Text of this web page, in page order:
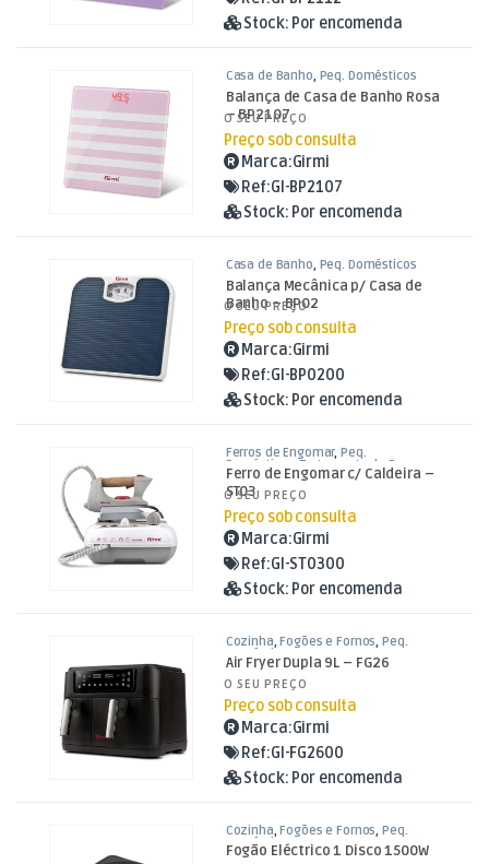
Stock: Por encomenda
Casa de Banho, Peq. Domésticos
Balança de Casa de Banho Rosa
– BP2107
O SEU PREÇO
Preço sob consulta
Marca:Girmi
Ref:GI-BP2107
Stock: Por encomenda
Casa de Banho, Peq. Domésticos
Balança Mecânica p/ Casa de
Banho – BP02
O SEU PREÇO
Preço sob consulta
Marca:Girmi
Ref:GI-BP0200
Stock: Por encomenda
Ferros de Engomar, Peq.
Domésticos
,Tratamento de Roupa
Ferro de Engomar c/ Caldeira –
ST03
O SEU PREÇO
Preço sob consulta
Marca:Girmi
Ref:GI-ST0300
Stock: Por encomenda
Cozinha,Fogões e Fornos,Peq.
Domésticos
Air Fryer Dupla 9L – FG26
O SEU PREÇO
Preço sob consulta
Marca:Girmi
Ref:GI-FG2600
Stock: Por encomenda
Cozinha,Fogões e Fornos,Peq.
Domésticos
Fogão Eléctrico 1 Disco 1500W